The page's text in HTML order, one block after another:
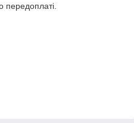
передоплаті.